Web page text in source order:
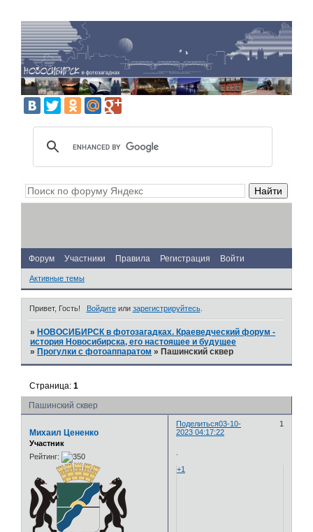
Форум Участники Правила Регистрация Войти
Активные темы
Привет, Гость! Войдитеили зарегистрируйтесь.
» НОВОСИБИРСК в фотозагадках. Краеведческий форум -
история Новосибирска, его настоящее и будущее
» Прогулки с фотоаппаратом » Пашинский сквер
Пашинский сквер
Страница:1
Поделиться 1
03-10-
2023 04:17:22
Михаил Цененко
Участник
Рейтинг:
+1